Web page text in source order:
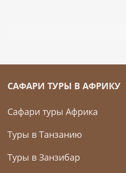
САФАРИ ТУРЫ В АФРИКУ
Сафари туры Африка
Туры в Танзанию
Туры в Занзибар